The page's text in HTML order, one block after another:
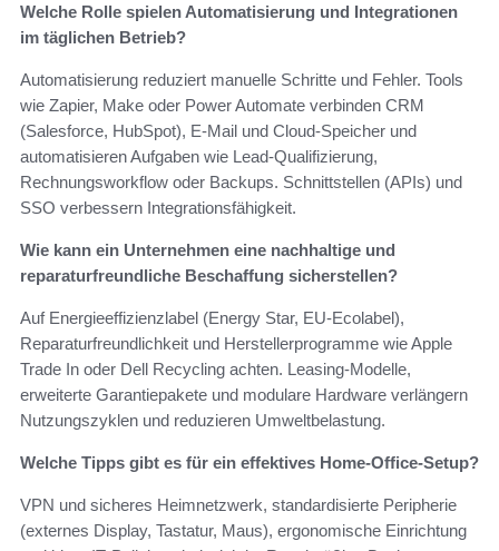
Welche Rolle spielen Automatisierung und Integrationen
im täglichen Betrieb?
Automatisierung reduziert manuelle Schritte und Fehler. Tools
wie Zapier, Make oder Power Automate verbinden CRM
(Salesforce, HubSpot), E‑Mail und Cloud‑Speicher und
automatisieren Aufgaben wie Lead‑Qualifizierung,
Rechnungsworkflow oder Backups. Schnittstellen (APIs) und
SSO verbessern Integrationsfähigkeit.
Wie kann ein Unternehmen eine nachhaltige und
reparaturfreundliche Beschaffung sicherstellen?
Auf Energieeffizienzlabel (Energy Star, EU‑Ecolabel),
Reparaturfreundlichkeit und Herstellerprogramme wie Apple
Trade In oder Dell Recycling achten. Leasing‑Modelle,
erweiterte Garantiepakete und modulare Hardware verlängern
Nutzungszyklen und reduzieren Umweltbelastung.
Welche Tipps gibt es für ein effektives Home‑Office‑Setup?
VPN und sicheres Heimnetzwerk, standardisierte Peripherie
(externes Display, Tastatur, Maus), ergonomische Einrichtung